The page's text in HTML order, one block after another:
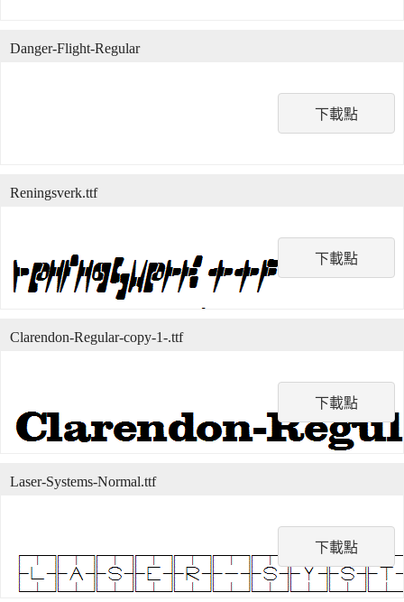
下載點
Danger-Flight-Regular
下載點
Reningsverk.ttf
下載點
Clarendon-Regular-copy-1-.ttf
下載點
Laser-Systems-Normal.ttf